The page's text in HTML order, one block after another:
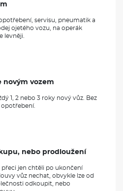
servisu, pneumatik a
ojetého vozu, na operák
levněji.
novým vozem
1, 2 nebo 3 roky nový vůz. Bez
nebo prodloužení
přeci jen chtěli po ukončení
vůz nechat, obvykle lze od
odkoupit, nebo